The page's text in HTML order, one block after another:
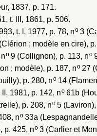
1837, p. 171.
, t. III, 1861, p. 506.
, t. I, 1977, p. 78, no3
; modèle en cire),
o9 (Collignon), p. 113, no
; modèle), p. 187, no27
p. 280, no14
1981, p. 142, no61b
p. 208, no5 (Laviron),
no33a
p. 425, no3 (Carlier et